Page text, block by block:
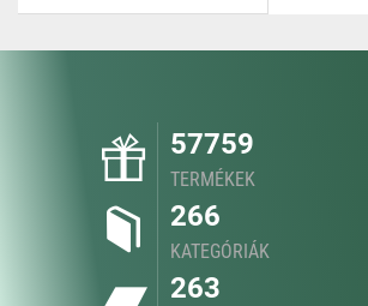
57759
TERMÉKEK
266
KATEGÓRIÁK
263